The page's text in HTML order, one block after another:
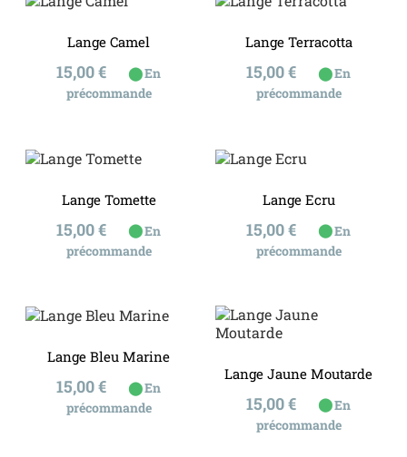
Lange Camel
Prix
15,00 € ⬤En
précommande
Lange Terracotta
Prix
15,00 € ⬤En
précommande
Lange Tomette
Prix
15,00 € ⬤En
précommande
Lange Ecru
Prix
15,00 € ⬤En
précommande
Lange Bleu Marine
Prix
15,00 € ⬤En
précommande
Lange Jaune Moutarde
Prix
15,00 € ⬤En
précommande